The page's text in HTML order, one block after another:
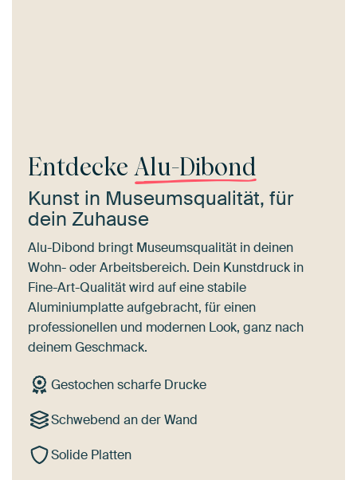
EntdeckeAlu-Dibond
Kunst in Museumsqualität, für
dein Zuhause
Alu-Dibond bringt Museumsqualität in deinen
Wohn- oder Arbeitsbereich. Dein Kunstdruck in
Fine-Art-Qualität wird auf eine stabile
Aluminiumplatte aufgebracht, für einen
professionellen und modernen Look, ganz nach
deinem Geschmack.
Gestochen scharfe Drucke
Schwebend an der Wand
Solide Platten